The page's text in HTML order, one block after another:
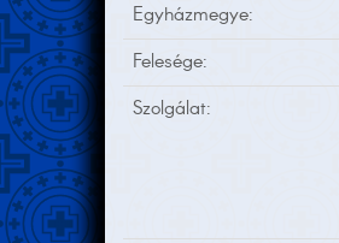
Egyházmegye:
Felesége:
Szolgálat: